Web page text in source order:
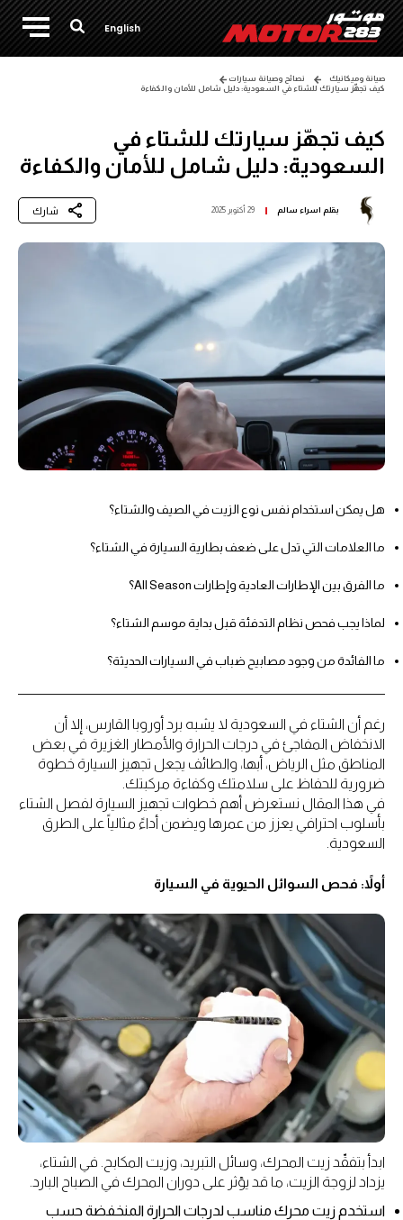
English
صيانة وميكانيك
نصائح وصيانة سيارات
كيف تجهّز سيارتك للشتاء في السعودية: دليل شامل للأمان والكفاءة
كيف تجهّز سيارتك للشتاء في
السعودية: دليل شامل للأمان والكفاءة
بقلم اسراء سالم 29 أكتوبر 2025 شارك
هل يمكن استخدام نفس نوع الزيت في الصيف والشتاء؟
ما العلامات التي تدل على ضعف بطارية السيارة في الشتاء؟
ما الفرق بين الإطارات العادية وإطارات All Season؟
لماذا يجب فحص نظام التدفئة قبل بداية موسم الشتاء؟
ما الفائدة من وجود مصابيح ضباب في السيارات الحديثة؟
رغم أن الشتاء في السعودية لا يشبه برد أوروبا القارس، إلا أن
الانخفاض المفاجئ في درجات الحرارة والأمطار الغزيرة في بعض
المناطق مثل الرياض، أبها، والطائف يجعل تجهيز السيارة خطوة
ضرورية للحفاظ على سلامتك وكفاءة مركبتك.
في هذا المقال نستعرض أهم خطوات تجهيز السيارة لفصل الشتاء
بأسلوب احترافي يعزز من عمرها ويضمن أداءً مثالياً على الطرق
السعودية.
أولاً: فحص السوائل الحيوية في السيارة
ابدأ بتفقّد زيت المحرك، وسائل التبريد، وزيت المكابح. في الشتاء،
يزداد لزوجة الزيت، ما قد يؤثر على دوران المحرك في الصباح البارد.
استخدم زيت محرك مناسب لدرجات الحرارة المنخفضة حسب